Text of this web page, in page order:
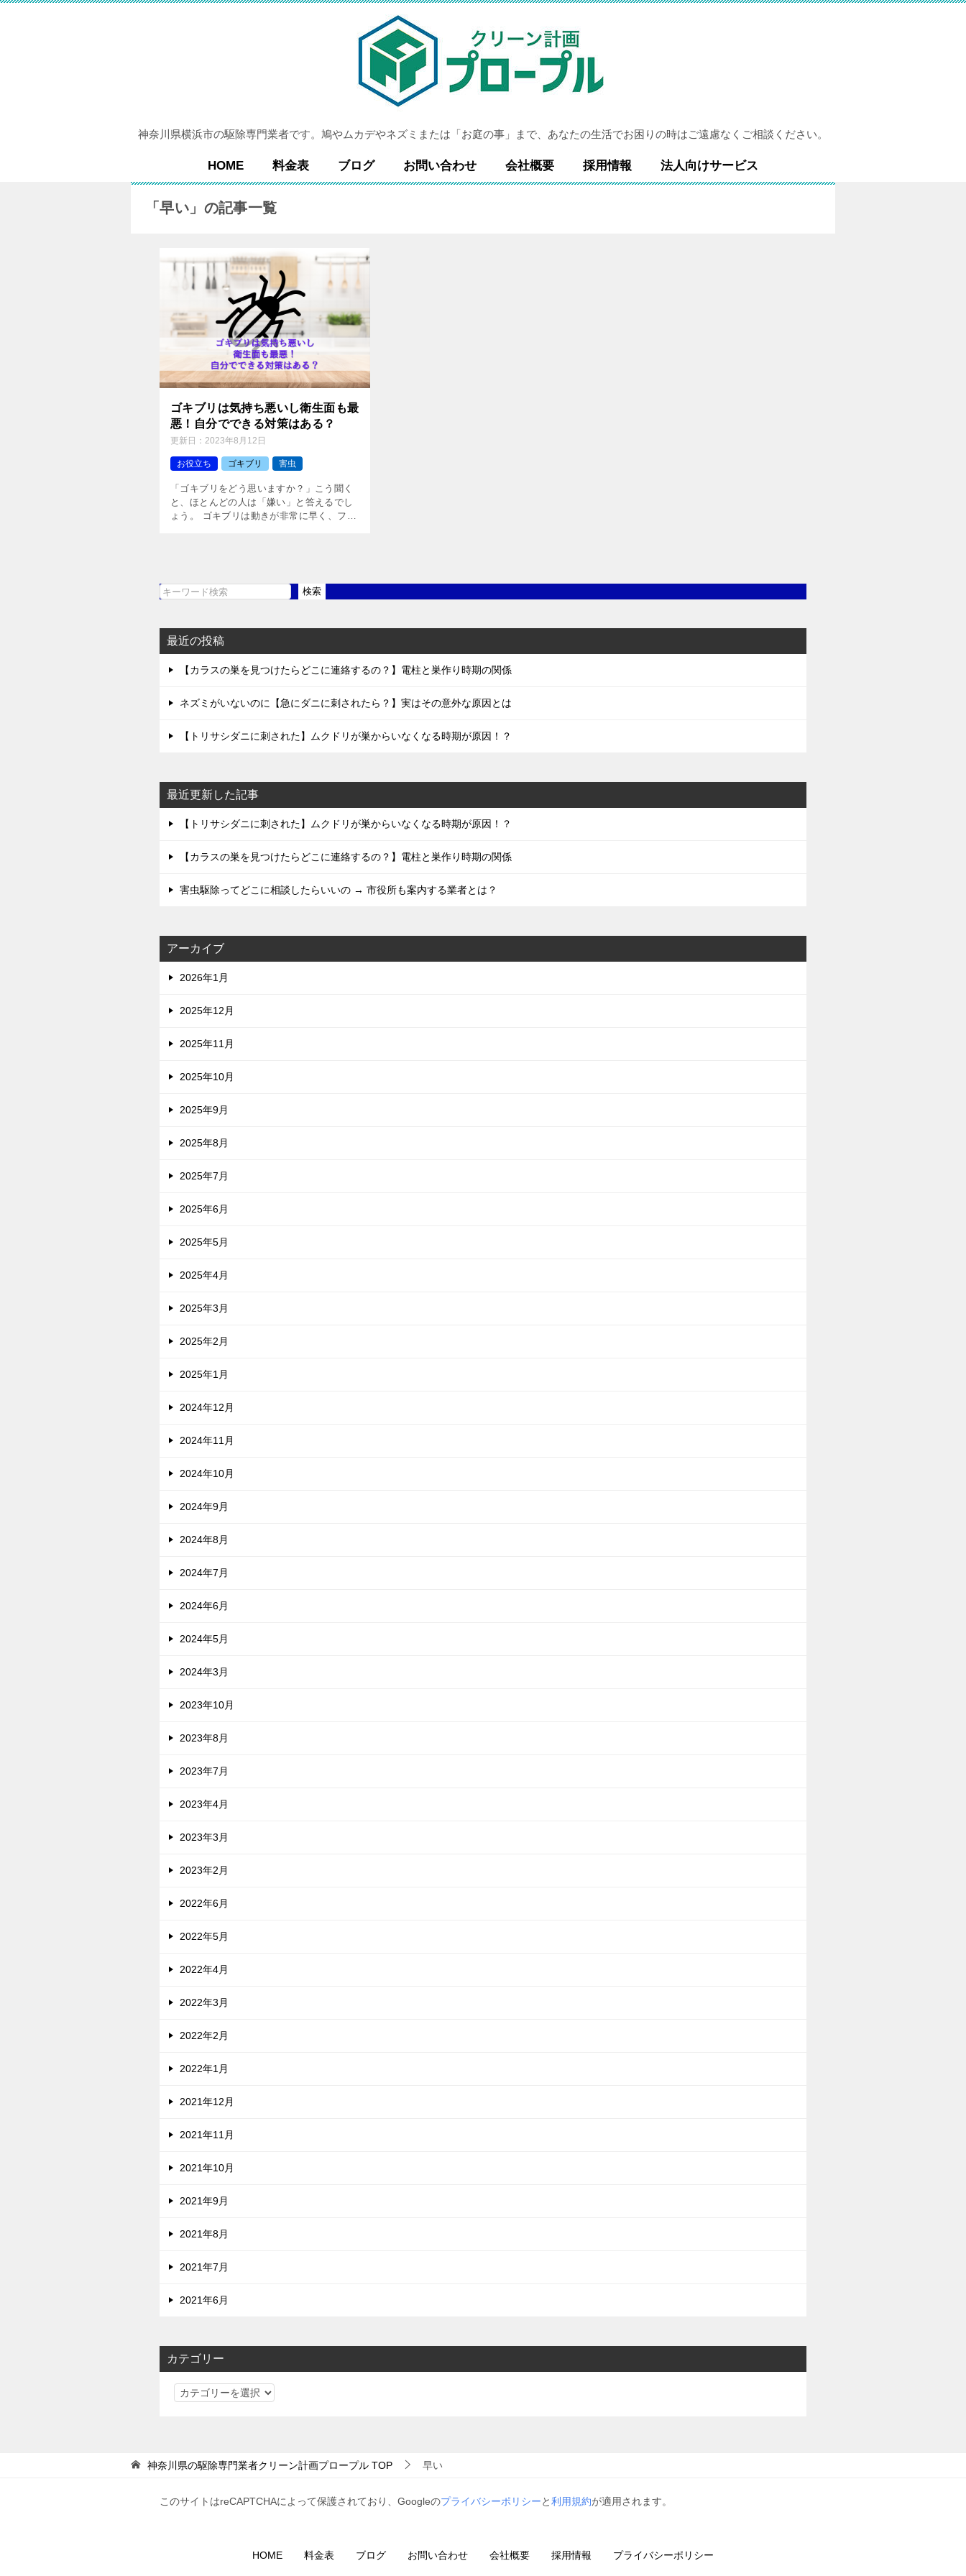
神奈川県横浜市の駆除専門業者です。鳩やムカデやネズミまたは「お庭の事」まで、あなたの生活でお困りの時はご遠慮なくご相談ください。
HOME 料金表 ブログ お問い合わせ 会社概要 採用情報 法人向けサービス
「早い」の記事一覧
ゴキブリは気持ち悪いし衛生面も最
悪！自分でできる対策はある？
更新日： 2023年8月12日
お役立ち ゴキブリ 害虫
「ゴキブリをどう思いますか？」こう聞く
と、ほとんどの人は「嫌い」と答えるでし
ょう。 ゴキブリは動きが非常に早く、フォ
検
検索
最近の投稿
【カラスの巣を見つけたらどこに連絡するの？】電柱と巣作り時期の関係
ネズミがいないのに【急にダニに刺されたら？】実はその意外な原因とは
【トリサシダニに刺された】ムクドリが巣からいなくなる時期が原因！？
最近更新した記事
【トリサシダニに刺された】ムクドリが巣からいなくなる時期が原因！？
【カラスの巣を見つけたらどこに連絡するの？】電柱と巣作り時期の関係
害虫駆除ってどこに相談したらいいの → 市役所も案内する業者とは？
アーカイブ
2026年1月
2025年12月
2025年11月
2025年10月
2025年9月
2025年8月
2025年7月
2025年6月
2025年5月
2025年4月
2025年3月
2025年2月
2025年1月
2024年12月
2024年11月
2024年10月
2024年9月
2024年8月
2024年7月
2024年6月
2024年5月
2024年3月
2023年10月
2023年8月
2023年7月
2023年4月
2023年3月
2023年2月
2022年6月
2022年5月
2022年4月
2022年3月
2022年2月
2022年1月
2021年12月
2021年11月
2021年10月
2021年9月
2021年8月
2021年7月
2021年6月
カテゴリー
カ
ー
神奈川県の駆除専門業者クリーン計画プロープル TOP 早い
このサイトはreCAPTCHAによって保護されており、Googleのプライバシーポリシーと利用規約が適用されます。
HOME 料金表 ブログ お問い合わせ 会社概要 採用情報 プライバシーポリシー